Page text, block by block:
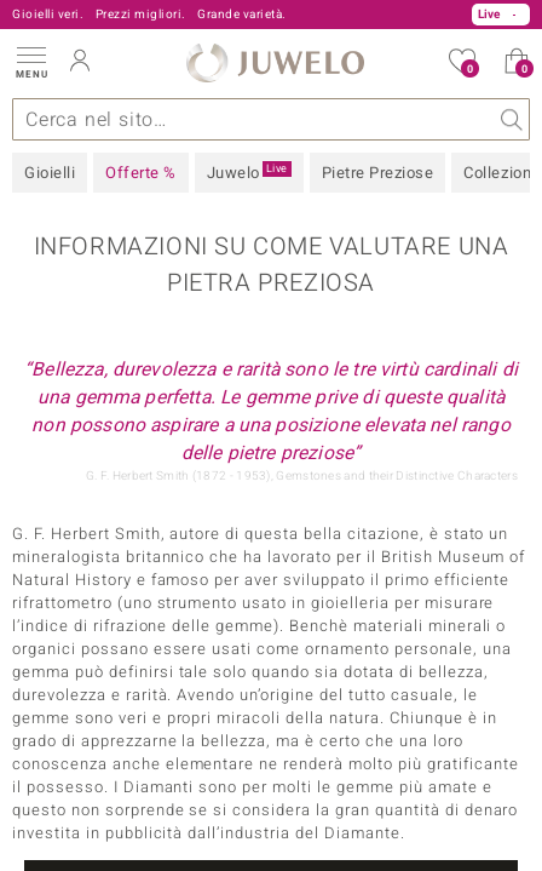
Gioielli veri. Prezzi migliori. Grande varietà.
800 986 787 Live
MENU 0 0
Gioielli Offerte % JuweloLive Pietre Preziose Collezioni
Design Metallo prezioso
importanti Pietre preziose
SELECTION
Informazioni generali
in diretta
INFORMAZIONI SU COME VALUTARE UNA
PIETRA PREZIOSA
“Bellezza, durevolezza e rarità sono le tre virtù cardinali di
una gemma perfetta. Le gemme prive di queste qualità
non possono aspirare a una posizione elevata nel rango
delle pietre preziose”
G. F. Herbert Smith (1872 - 1953), Gemstones and their Distinctive Characters
G. F. Herbert Smith, autore di questa bella citazione, è stato un
mineralogista britannico che ha lavorato per il British Museum of
Natural History e famoso per aver sviluppato il primo efficiente
rifrattometro (uno strumento usato in gioielleria per misurare
l’indice di rifrazione delle gemme). Benchè materiali minerali o
organici possano essere usati come ornamento personale, una
gemma può definirsi tale solo quando sia dotata di bellezza,
durevolezza e rarità. Avendo un’origine del tutto casuale, le
gemme sono veri e propri miracoli della natura. Chiunque è in
grado di apprezzarne la bellezza, ma è certo che una loro
conoscenza anche elementare ne renderà molto più gratificante
il possesso. I Diamanti sono per molti le gemme più amate e
questo non sorprende se si considera la gran quantità di denaro
investita in pubblicità dall’industria del Diamante.